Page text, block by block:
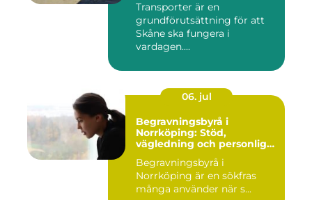
Transporter är en
grundförutsättning för att
Skåne ska fungera i
vardagen....
06. jul
Begravningsbyrå i
Norrköping: Stöd,
vägledning och personliga
Begravningsbyrå i
Norrköping är en sökfras
många använder när s...